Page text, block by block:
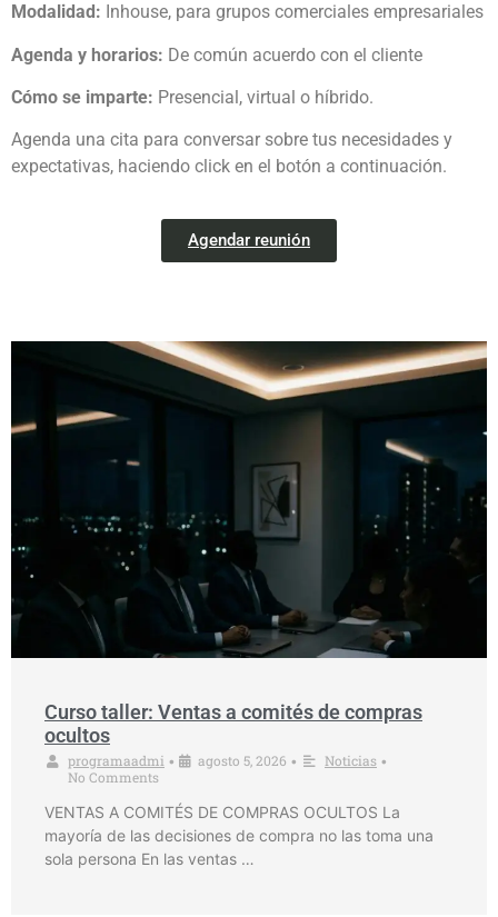
Modalidad: Inhouse, para grupos comerciales empresariales
Agenda y horarios: De común acuerdo con el cliente
Cómo se imparte: Presencial, virtual o híbrido.
Agenda una cita para conversar sobre tus necesidades y
expectativas, haciendo click en el botón a continuación.
Agendar reunión
Curso taller: Ventas a comités de compras
ocultos
programaadmi • agosto 5, 2026 • Noticias •
No Comments
VENTAS A COMITÉS DE COMPRAS OCULTOS La
mayoría de las decisiones de compra no las toma una
sola persona En las ventas …